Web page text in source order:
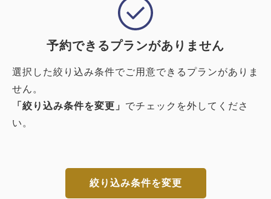
予約できるプランがありません
選択した絞り込み条件でご用意できるプランがありま
せん。
「絞り込み条件を変更」 でチェックを外してくださ
い。
絞り込み条件を変更